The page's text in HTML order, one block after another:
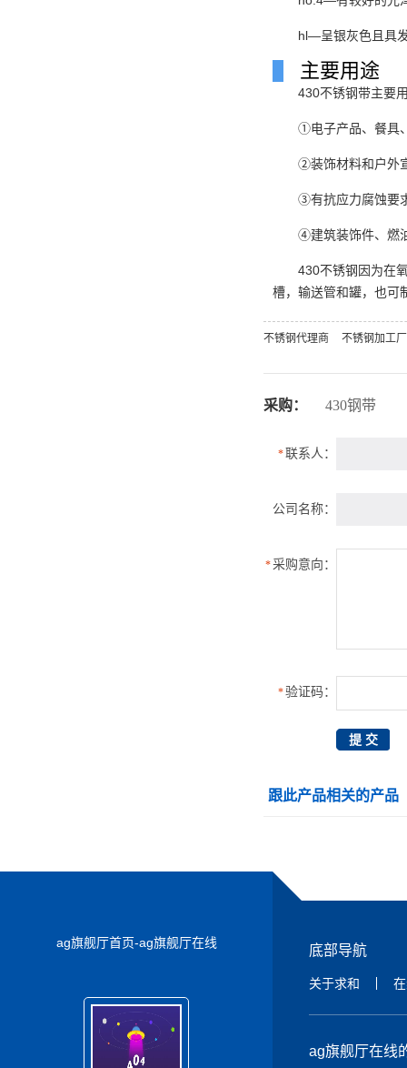
hl—呈银灰色且具
主要用途
430不锈钢带主要
①电子产品、餐具
②装饰材料和户外
③有抗应力腐蚀要
④建筑装饰件、燃
430不锈钢 因为在
槽，输送管和罐，也可
不锈钢代理商 不锈钢加工
采购： 430钢带
*联系人：
公司名称：
*采购意向：
*验证码：
跟此产品相关的产品
ag旗舰厅首页-ag旗舰厅在线 底部导航
关于求和
ag旗舰厅在线